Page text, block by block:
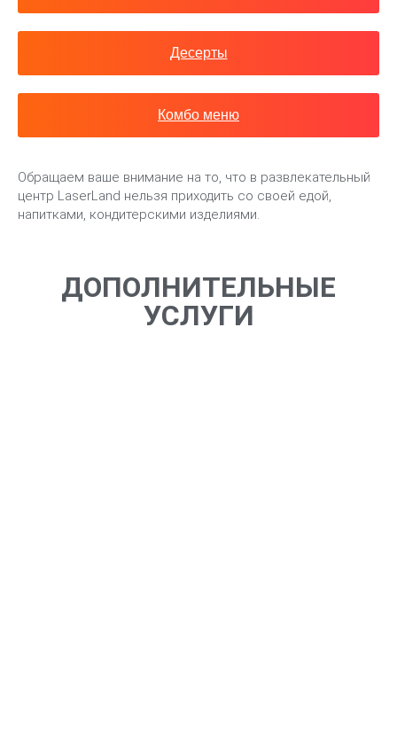
Десерты
Комбо меню
Обращаем ваше внимание на то, что в развлекательный
центр LaserLand нельзя приходить со своей едой,
напитками, кондитерскими изделиями.
ДОПОЛНИТЕЛЬНЫЕ
УСЛУГИ